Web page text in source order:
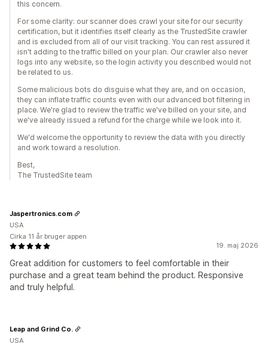
this concern.
For some clarity: our scanner does crawl your site for our security
certification, but it identifies itself clearly as the TrustedSite crawler
and is excluded from all of our visit tracking. You can rest assured it
isn't adding to the traffic billed on your plan. Our crawler also never
logs into any website, so the login activity you described would not
be related to us.
Some malicious bots do disguise what they are, and on occasion,
they can inflate traffic counts even with our advanced bot filtering in
place. We're glad to review the traffic we've billed on your site, and
we've already issued a refund for the charge while we look into it.
We'd welcome the opportunity to review the data with you directly
and work toward a resolution.
Best,
The TrustedSite team
19. maj 2026
Great addition for customers to feel comfortable in their
purchase and a great team behind the product. Responsive
and truly helpful.
Jaspertronics.com
USA
Cirka 11 år bruger appen
Leap and Grind Co.
USA